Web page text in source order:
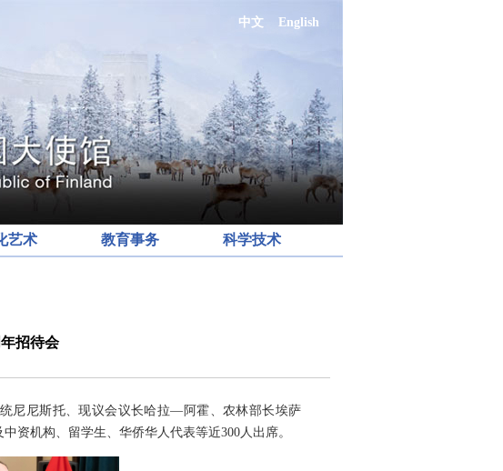
中文 English
艺术 教育事务 科学技术
招待会
尼尼斯托、现议会议长哈拉—阿霍、农林部长埃萨
资机构、留学生、华侨华人代表等近300人出席。